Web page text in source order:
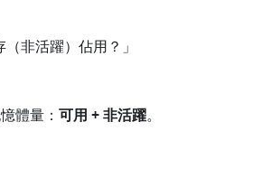
非活躍）佔用？」
體量： 可用 + 非活躍。